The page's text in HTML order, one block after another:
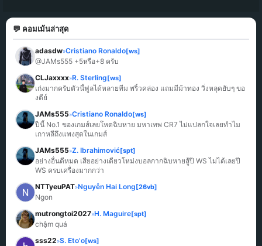
💬 คอมเม้นล่าสุด
adasdw»Cristiano Ronaldo[ws]
@JAMs555 +5หรือ+8 ครับ
CLJaxxxx»R. Sterling[ws]
เก่งมากครับตัวนี้ฟูลได้หลายทีม พริ้วคล่อง แถมมีม้าทอง วิ่งหลุดยับๆ ขอ
งดีย์
JAMs555»Cristiano Ronaldo[ws]
ปีนี้ No.1 ของเกมส์เลยโหดฉิบหาย มหาเทพ CR7 ไม่แปลกใจเลยทำไม
เกาหลีถึงแพงสุดในเกมส์
JAMs555»Z. Ibrahimović[spt]
อย่างอื่นดีหมด เสียอย่างเดียวโหม่งบอลกากฉิบหายสู้ปี WS ไม่ได้เลยปี
WS ครบเครื่องมากกว่า
NTTyeuPAT»Nguyễn Hai Long[26vb]
Ngon
mutrongtoi2027»H. Maguire[spt]
chậm quá
sss22»S. Eto'o[ws]